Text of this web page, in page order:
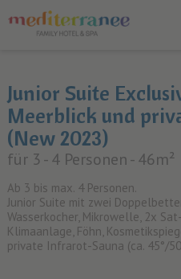
Junior Suite
Meerblick und
(New 2023)
für 3 - 4 Personen- 46m²
Ab 3 bis max. 4 Personen.
Junior Suite mit zwei
Wasserkocher, Mikrowelle, 2x
Klimaanlage, Föhn,
private Infrarot-Sauna (ca. 45°/